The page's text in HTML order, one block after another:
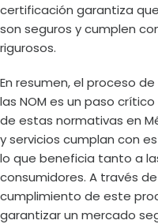
certificación garantiza
son seguros y cumplen
rigurosos.
En resumen, el proceso
las NOM es un paso
de estas normativas en
y servicios cumplan con
lo que beneficia tanto a
consumidores. A través
cumplimiento de este
garantizar un mercado